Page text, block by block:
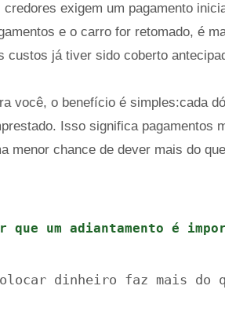
credores exigem um pagamento
e o carro for retomado, é
custos já tiver sido coberto
você, o benefício é simples:cada
Isso significa pagamentos
menor chance de dever mais do
que um adiantamento é
dinheiro faz mais do